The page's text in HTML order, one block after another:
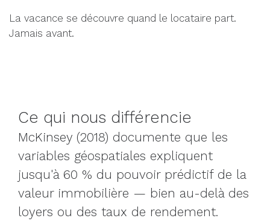
La vacance se découvre quand le locataire part.
Jamais avant.
Ce qui nous différencie
McKinsey (2018) documente que les
variables géospatiales expliquent
jusqu'à 60 % du pouvoir prédictif de la
valeur immobilière — bien au-delà des
loyers ou des taux de rendement.